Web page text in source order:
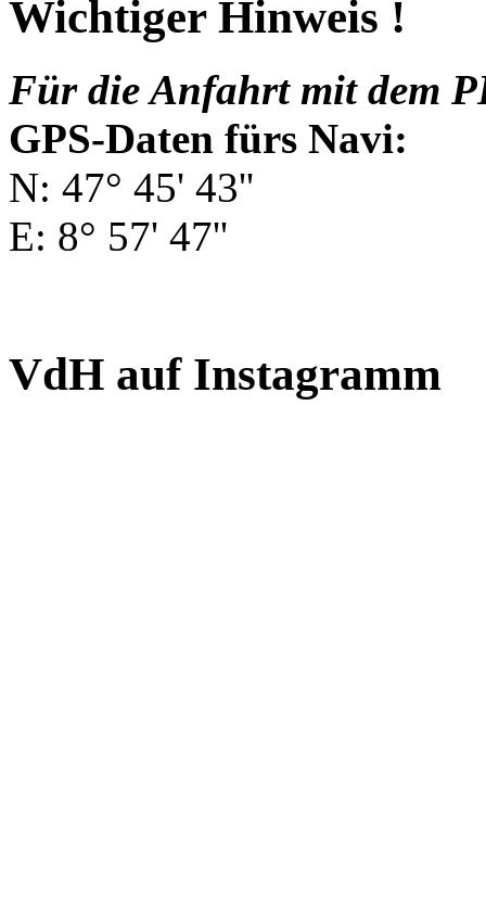
Wichtiger Hinweis !
Für die Anfahrt mit dem
GPS-Daten fürs Navi:
N: 47° 45' 43''
E: 8° 57' 47''
VdH auf Instagramm